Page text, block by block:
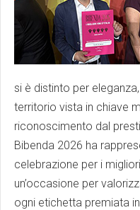
si è distinto per
territorio vista in chiave
riconoscimento dal
Bibenda 2026 ha
celebrazione per i
un’occasione per
ogni etichetta premiata